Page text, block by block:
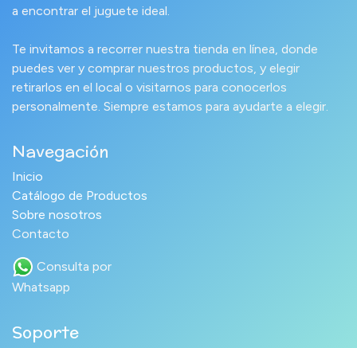
a encontrar el juguete ideal.
Te invitamos a recorrer nuestra tienda en línea, donde
puedes ver y comprar nuestros productos, y elegir
retirarlos en el local o visitarnos para conocerlos
personalmente. Siempre estamos para ayudarte a elegir.
Navegación
Inicio
Catálogo de Productos
Sobre nosotros
Contacto
Consulta por
Whatsapp
Soporte